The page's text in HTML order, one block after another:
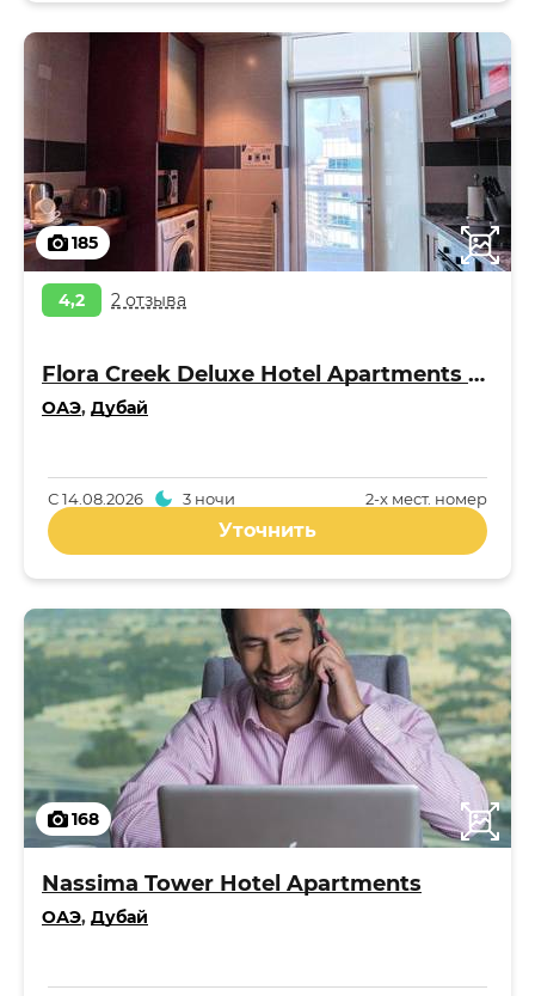
185
4,2 2 отзыва
Flora Creek Deluxe Hotel Apartments Apart 4*
ОАЭ, Дубай
2-x мест. номер
С14.08.2026 3 ночи
Уточнить
168
Nassima Tower Hotel Apartments
ОАЭ, Дубай